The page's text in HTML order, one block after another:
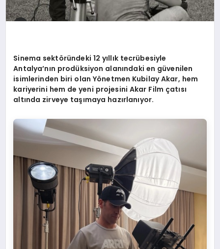
Sinema sektöründeki 12 yıllık tecrübesiyle
Antalya’nın prodüksiyon alanındaki en güvenilen
isimlerinden biri olan Yönetmen Kubilay Akar, hem
kariyerini hem de yeni projesini Akar Film çatısı
altında zirveye taşımaya hazırlanıyor.